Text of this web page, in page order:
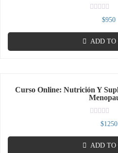
Rated
of
5
$950
ADD TO
Curso Online: Nutrición Y
Rated
of
5
$1250
ADD TO